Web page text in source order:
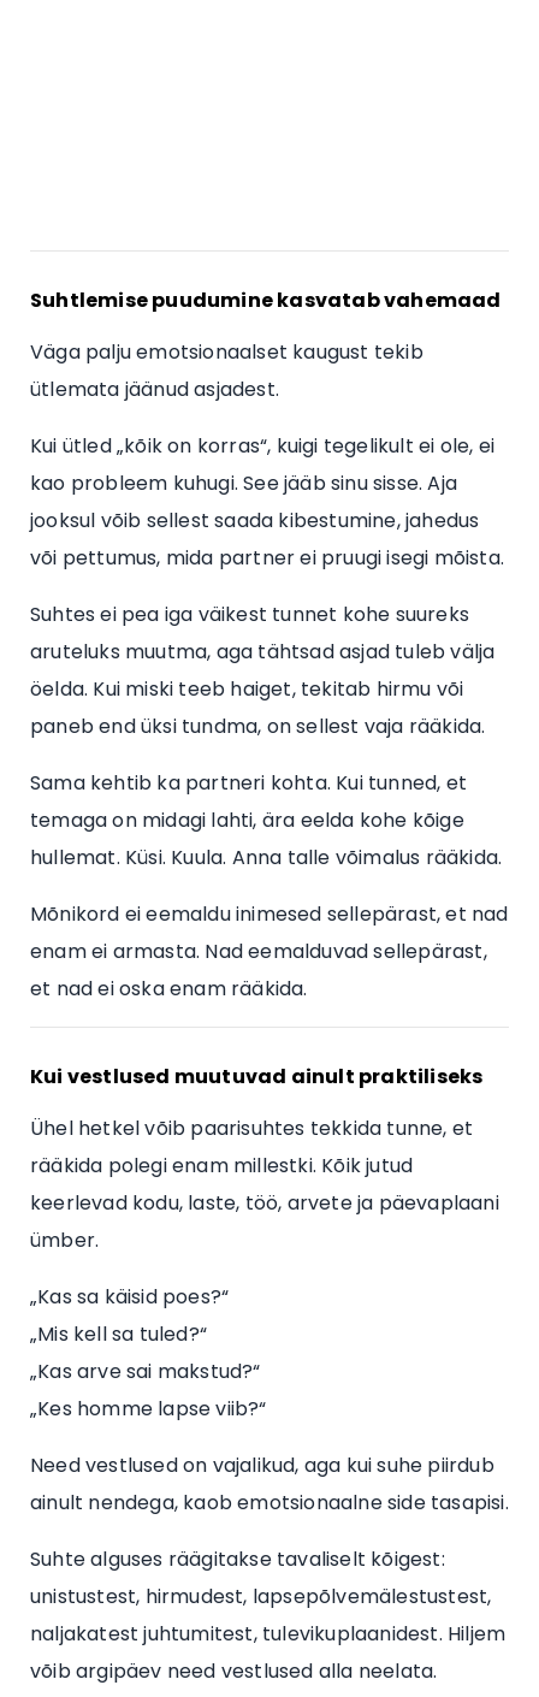
Suhtlemise puudumine kasvatab vahemaad
Väga palju emotsionaalset kaugust tekib
ütlemata jäänud asjadest.
Kui ütled „kõik on korras“, kuigi tegelikult ei ole, ei
kao probleem kuhugi. See jääb sinu sisse. Aja
jooksul võib sellest saada kibestumine, jahedus
või pettumus, mida partner ei pruugi isegi mõista.
Suhtes ei pea iga väikest tunnet kohe suureks
aruteluks muutma, aga tähtsad asjad tuleb välja
öelda. Kui miski teeb haiget, tekitab hirmu või
paneb end üksi tundma, on sellest vaja rääkida.
Sama kehtib ka partneri kohta. Kui tunned, et
temaga on midagi lahti, ära eelda kohe kõige
hullemat. Küsi. Kuula. Anna talle võimalus rääkida.
Mõnikord ei eemaldu inimesed sellepärast, et nad
enam ei armasta. Nad eemalduvad sellepärast,
et nad ei oska enam rääkida.
Kui vestlused muutuvad ainult praktiliseks
Ühel hetkel võib paarisuhtes tekkida tunne, et
rääkida polegi enam millestki. Kõik jutud
keerlevad kodu, laste, töö, arvete ja päevaplaani
ümber.
„Kas sa käisid poes?“
„Mis kell sa tuled?“
„Kas arve sai makstud?“
„Kes homme lapse viib?“
Need vestlused on vajalikud, aga kui suhe piirdub
ainult nendega, kaob emotsionaalne side tasapisi.
Suhte alguses räägitakse tavaliselt kõigest:
unistustest, hirmudest, lapsepõlvemälestustest,
naljakatest juhtumitest, tulevikuplaanidest. Hiljem
võib argipäev need vestlused alla neelata.